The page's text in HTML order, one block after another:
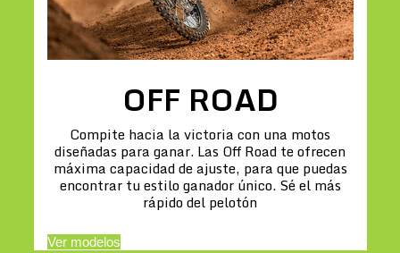
OFF ROAD
Compite hacia la victoria con una motos
diseñadas para ganar. Las Off Road te ofrecen
máxima capacidad de ajuste, para que puedas
encontrar tu estilo ganador único. Sé el más
rápido del pelotón
Ver modelos